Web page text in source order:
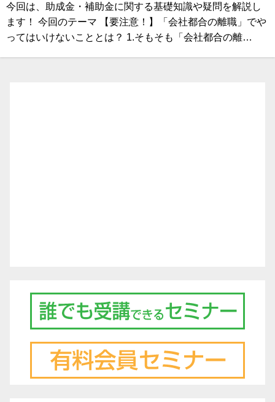
今回は、助成金・補助金に関する基礎知識や疑問を解説し
ます！ 今回のテーマ 【要注意！】「会社都合の離職」でや
ってはいけないこととは？ 1.そもそも「会社都合の離…